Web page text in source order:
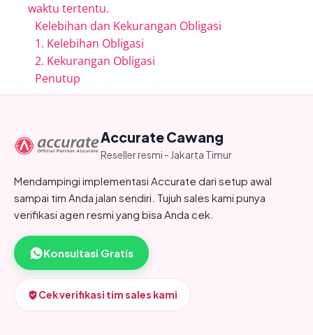
waktu tertentu.
Kelebihan dan Kekurangan Obligasi
1. Kelebihan Obligasi
2. Kekurangan Obligasi
Penutup
Accurate Cawang
Reseller resmi - Jakarta Timur
Mendampingi implementasi Accurate dari setup awal
sampai tim Anda jalan sendiri. Tujuh sales kami punya
verifikasi agen resmi yang bisa Anda cek.
Konsultasi Gratis
Cek verifikasi tim sales kami